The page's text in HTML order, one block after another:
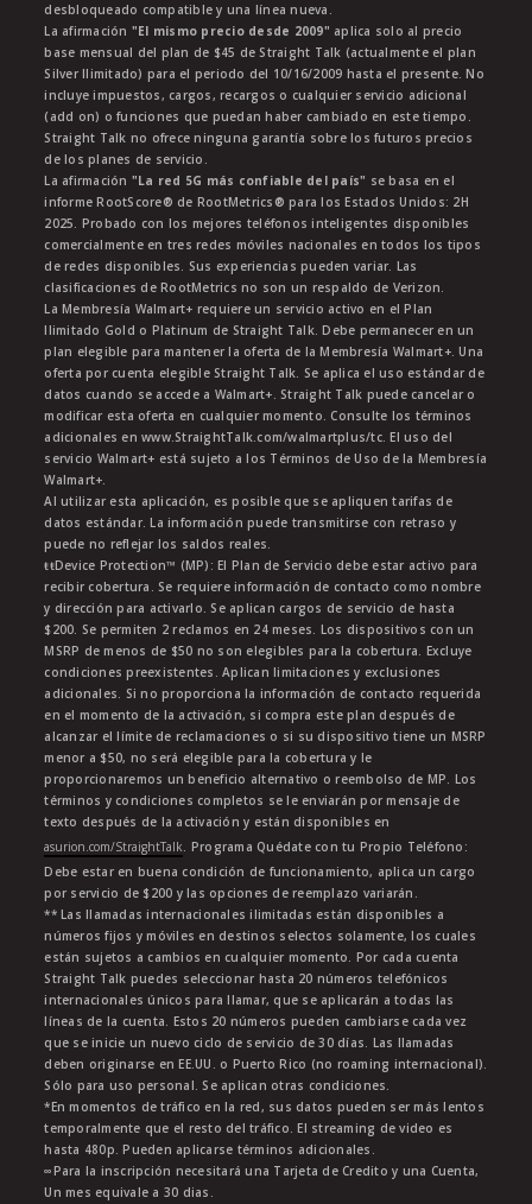
desbloqueado compatible y una línea nueva.
La afirmación "El mismo precio desde 2009" aplica solo al precio
base mensual del plan de $45 de Straight Talk (actualmente el plan
Silver Ilimitado) para el periodo del 10/16/2009 hasta el presente. No
incluye impuestos, cargos, recargos o cualquier servicio adicional
(add on) o funciones que puedan haber cambiado en este tiempo.
Straight Talk no ofrece ninguna garantía sobre los futuros precios
de los planes de servicio.
La afirmación "La red 5G más confiable del país" se basa en el
informe RootScore® de RootMetrics® para los Estados Unidos: 2H
2025. Probado con los mejores teléfonos inteligentes disponibles
comercialmente en tres redes móviles nacionales en todos los tipos
de redes disponibles. Sus experiencias pueden variar. Las
clasificaciones de RootMetrics no son un respaldo de Verizon.
La Membresía Walmart+ requiere un servicio activo en el Plan
Ilimitado Gold o Platinum de Straight Talk. Debe permanecer en un
plan elegible para mantener la oferta de la Membresía Walmart+. Una
oferta por cuenta elegible Straight Talk. Se aplica el uso estándar de
datos cuando se accede a Walmart+. Straight Talk puede cancelar o
modificar esta oferta en cualquier momento. Consulte los términos
adicionales en www.StraightTalk.com/walmartplus/tc. El uso del
servicio Walmart+ está sujeto a los Términos de Uso de la Membresía
Walmart+.
Al utilizar esta aplicación, es posible que se apliquen tarifas de
datos estándar. La información puede transmitirse con retraso y
puede no reflejar los saldos reales.
ŧŧDevice Protection™ (MP): El Plan de Servicio debe estar activo para
recibir cobertura. Se requiere información de contacto como nombre
y dirección para activarlo. Se aplican cargos de servicio de hasta
$200. Se permiten 2 reclamos en 24 meses. Los dispositivos con un
MSRP de menos de $50 no son elegibles para la cobertura. Excluye
condiciones preexistentes. Aplican limitaciones y exclusiones
adicionales. Si no proporciona la información de contacto requerida
en el momento de la activación, si compra este plan después de
alcanzar el límite de reclamaciones o si su dispositivo tiene un MSRP
menor a $50, no será elegible para la cobertura y le
proporcionaremos un beneficio alternativo o reembolso de MP. Los
términos y condiciones completos se le enviarán por mensaje de
texto después de la activación y están disponibles en
asurion.com/StraightTalk. Programa Quédate con tu Propio Teléfono:
Debe estar en buena condición de funcionamiento, aplica un cargo
por servicio de $200 y las opciones de reemplazo variarán.
** Las llamadas internacionales ilimitadas están disponibles a
números fijos y móviles en destinos selectos solamente, los cuales
están sujetos a cambios en cualquier momento. Por cada cuenta
Straight Talk puedes seleccionar hasta 20 números telefónicos
internacionales únicos para llamar, que se aplicarán a todas las
líneas de la cuenta. Estos 20 números pueden cambiarse cada vez
que se inicie un nuevo ciclo de servicio de 30 días. Las llamadas
deben originarse en EE.UU. o Puerto Rico (no roaming internacional).
Sólo para uso personal. Se aplican otras condiciones.
*En momentos de tráfico en la red, sus datos pueden ser más lentos
temporalmente que el resto del tráfico. El streaming de video es
hasta 480p. Pueden aplicarse términos adicionales.
∞Para la inscripción necesitará una Tarjeta de Credito y una Cuenta,
Un mes equivale a 30 dias.